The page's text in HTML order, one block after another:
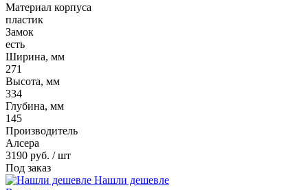
Материал корпуса
пластик
Замок
есть
Ширина, мм
271
Высота, мм
334
Глубина, мм
145
Производитель
Алсера
3190 руб. / шт
Под заказ
Нашли дешевле